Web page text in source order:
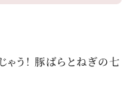
う！ 豚ばらとねぎの七